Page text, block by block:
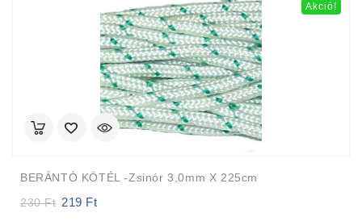
Akció!
BERÁNTÓ KÖTÉL -zsinór 3,0mm X 225cm
230Ft
Original
219 Ft